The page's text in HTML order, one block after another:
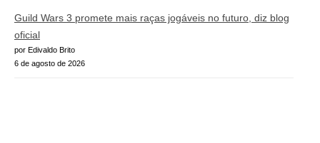
Guild Wars 3 promete mais raças jogáveis no futuro, diz blog
oficial
por Edivaldo Brito
6 de agosto de 2026